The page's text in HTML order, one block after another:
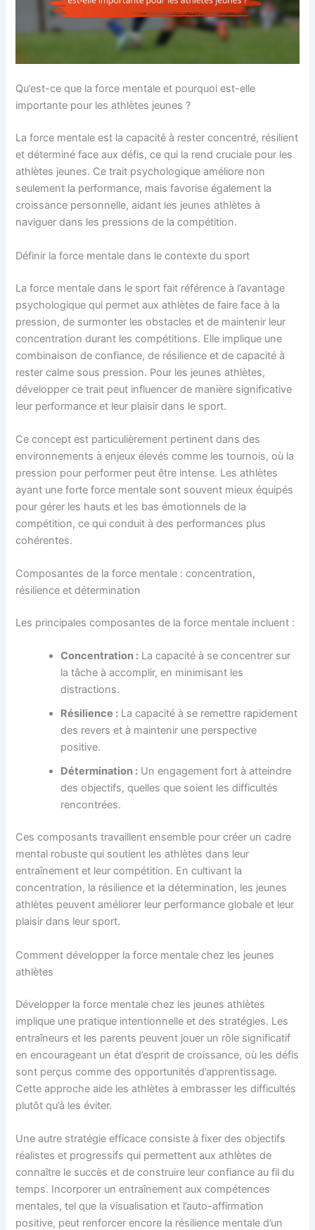
Qu’est-ce que la force mentale et pourquoi est-elle
importante pour les athlètes jeunes ?
La force mentale est la capacité à rester concentré, résilient
et déterminé face aux défis, ce qui la rend cruciale pour les
athlètes jeunes. Ce trait psychologique améliore non
seulement la performance, mais favorise également la
croissance personnelle, aidant les jeunes athlètes à
naviguer dans les pressions de la compétition.
Définir la force mentale dans le contexte du sport
La force mentale dans le sport fait référence à l’avantage
psychologique qui permet aux athlètes de faire face à la
pression, de surmonter les obstacles et de maintenir leur
concentration durant les compétitions. Elle implique une
combinaison de confiance, de résilience et de capacité à
rester calme sous pression. Pour les jeunes athlètes,
développer ce trait peut influencer de manière significative
leur performance et leur plaisir dans le sport.
Ce concept est particulièrement pertinent dans des
environnements à enjeux élevés comme les tournois, où la
pression pour performer peut être intense. Les athlètes
ayant une forte force mentale sont souvent mieux équipés
pour gérer les hauts et les bas émotionnels de la
compétition, ce qui conduit à des performances plus
cohérentes.
Composantes de la force mentale : concentration,
résilience et détermination
Les principales composantes de la force mentale incluent :
Concentration : La capacité à se concentrer sur
la tâche à accomplir, en minimisant les
distractions.
Résilience : La capacité à se remettre rapidement
des revers et à maintenir une perspective
positive.
Détermination : Un engagement fort à atteindre
des objectifs, quelles que soient les difficultés
rencontrées.
Ces composants travaillent ensemble pour créer un cadre
mental robuste qui soutient les athlètes dans leur
entraînement et leur compétition. En cultivant la
concentration, la résilience et la détermination, les jeunes
athlètes peuvent améliorer leur performance globale et leur
plaisir dans leur sport.
Comment développer la force mentale chez les jeunes
athlètes
Développer la force mentale chez les jeunes athlètes
implique une pratique intentionnelle et des stratégies. Les
entraîneurs et les parents peuvent jouer un rôle significatif
en encourageant un état d’esprit de croissance, où les défis
sont perçus comme des opportunités d’apprentissage.
Cette approche aide les athlètes à embrasser les difficultés
plutôt qu’à les éviter.
Une autre stratégie efficace consiste à fixer des objectifs
réalistes et progressifs qui permettent aux athlètes de
connaître le succès et de construire leur confiance au fil du
temps. Incorporer un entraînement aux compétences
mentales, tel que la visualisation et l’auto-affirmation
positive, peut renforcer encore la résilience mentale d’un